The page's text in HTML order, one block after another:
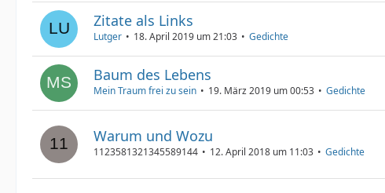
Zitate als Links
Lutger 18. April 2019 um 21:03 Gedichte
Baum des Lebens
Mein Traum frei zu sein 19. März 2019 um 00:53 Gedichte
Warum und Wozu
1123581321345589144 12. April 2018 um 11:03 Gedichte